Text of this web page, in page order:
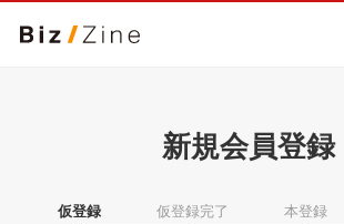
新規会員登録
仮登録 仮登録完了 本登録